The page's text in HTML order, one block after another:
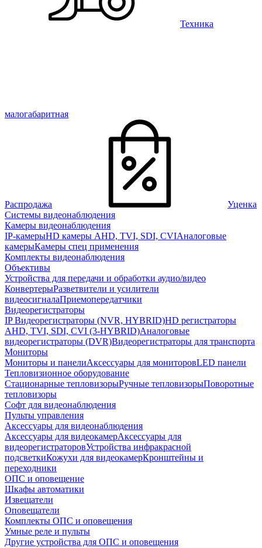
Техника
малогабаритная
Распродажа
Уценка
Системы видеонаблюдения
Камеры видеонаблюдения
IP-камерыHD камеры AHD, TVI, SDI, CVIАналоговые
камерыКамеры спец применения
Комплекты видеонаблюдения
Объективы
Устройства для передачи и обработки аудио/видео
КонвертерыРазветвители и усилители
видеосигналаПриемопередатчики
Видеорегистраторы
IP Видеорегистраторы (NVR, HYBRID)HD регистраторы
AHD, TVI, SDI, CVI (3-HYBRID)Аналоговые
видеорегистраторы (DVR)Видеорегистраторы для транспорта
Мониторы
Мониторы и панелиАксессуары для мониторовLED панели
Тепловизионное оборудование
Стационарные тепловизорыРучные тепловизорыПоворотные
тепловизоры
Софт для видеонаблюдения
Пульты управления
Аксессуары для видеонаблюдения
Аксессуары для видеокамерАксессуары для
видеорегистраторовУстройства инфракрасной
подсветкиКожухи для видеокамерКронштейны и
переходники
ОПС и оповещение
Шкафы автоматики
Извещатели
Оповещатели
Комплекты ОПС и оповещения
Умные реле и пульты
Другие устройства для ОПС и оповещения